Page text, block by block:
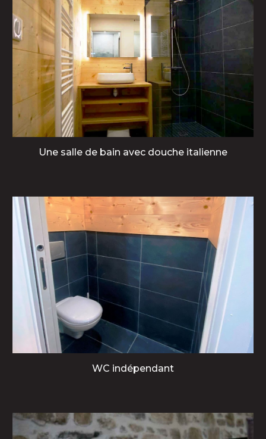
Une salle de bain avec douche italienne
WC indépendant